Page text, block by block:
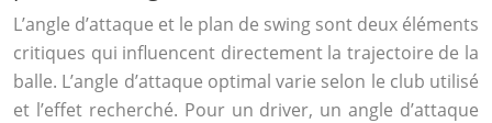
L’angle d’attaque et le plan de swing sont deux éléments
critiques qui influencent directement la trajectoire de la
balle. L’angle d’attaque optimal varie selon le club utilisé
et l’effet recherché. Pour un driver, un angle d’attaque